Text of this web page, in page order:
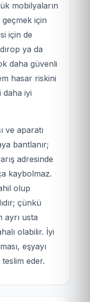
mobilyaların
geçmek için
için de
ya da
daha güvenli
hasar riskini
daha iyi
ve aparatı
bantlanır;
adresinde
kaybolmaz.
olup
çünkü
ayrı usta
olabilir. İyi
eşyayı
eder.